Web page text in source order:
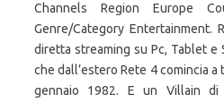
Channels Region Europe
Genre/Category Entertainment.
diretta streaming su Pc, Tablet e
che dall’estero Rete 4 comincia
gennaio 1982. E un Villain